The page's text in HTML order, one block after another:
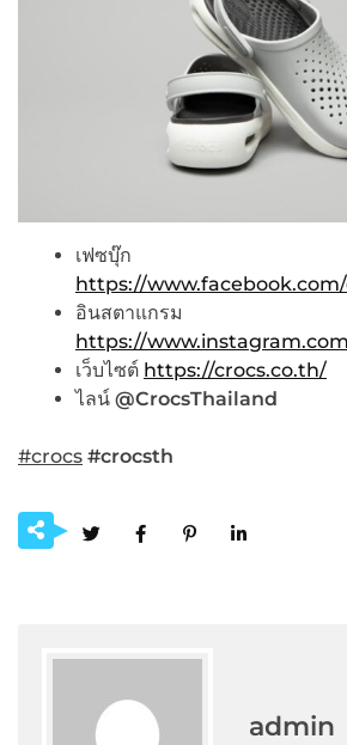
เฟซบุ๊ก
https://
อินสตาแกรม
https://
เว็บไซต์ https://crocs.co.th/
ไลน์ @CrocsThailand
#crocs #crocsth
admin